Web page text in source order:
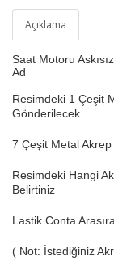
Açıklama
Saat Motoru
Ad
Resimdeki 1 Çeşit
Gönderilecek
7 Çeşit Metal Akrep
Resimdeki Hangi
Belirtiniz
Lastik Conta
( Not: İstediğiniz